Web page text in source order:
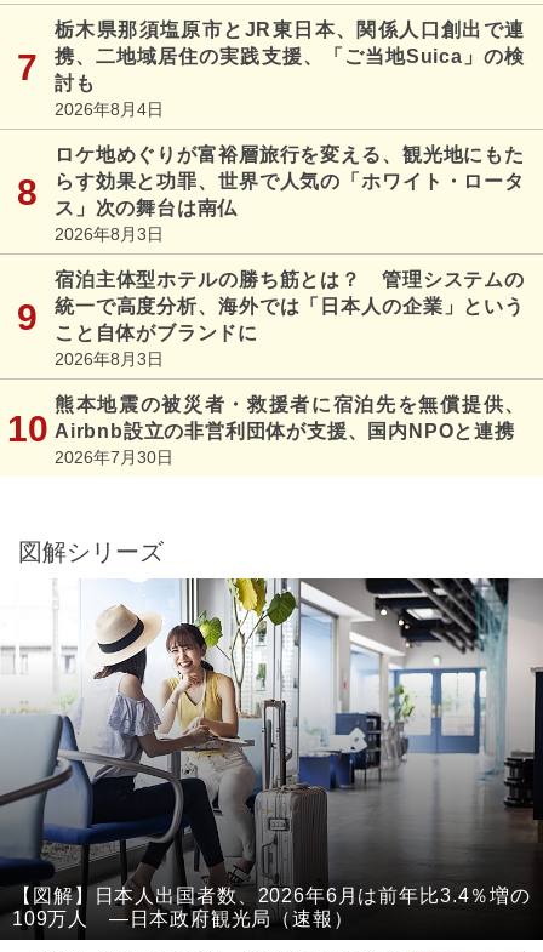
栃木県那須塩原市とJR東日本、関係人口創出で連
携、二地域居住の実践支援、「ご当地Suica」の検
討も
2026年8月4日
ロケ地めぐりが富裕層旅行を変える、観光地にもた
らす効果と功罪、世界で人気の「ホワイト・ロータ
ス」次の舞台は南仏
2026年8月3日
宿泊主体型ホテルの勝ち筋とは？ 管理システムの
統一で高度分析、海外では「日本人の企業」という
こと自体がブランドに
2026年8月3日
熊本地震の被災者・救援者に宿泊先を無償提供、
Airbnb設立の非営利団体が支援、国内NPOと連携
2026年7月30日
図解シリーズ
【図解】日本人出国者数、2026年6月は前年比3.4％増の
109万人 ―日本政府観光局（速報）